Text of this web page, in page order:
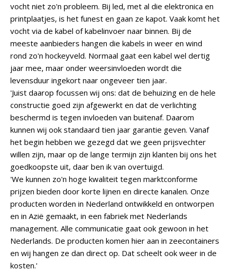
vocht niet zo'n probleem. Bij led, met al die elektronica en
printplaatjes, is het funest en gaan ze kapot. Vaak komt het
vocht via de kabel of kabelinvoer naar binnen. Bij de
meeste aanbieders hangen die kabels in weer en wind
rond zo'n hockeyveld. Normaal gaat een kabel wel dertig
jaar mee, maar onder weersinvloeden wordt die
levensduur ingekort naar ongeveer tien jaar.
'Juist daarop focussen wij ons: dat de behuizing en de hele
constructie goed zijn afgewerkt en dat de verlichting
beschermd is tegen invloeden van buitenaf. Daarom
kunnen wij ook standaard tien jaar garantie geven. Vanaf
het begin hebben we gezegd dat we geen prijsvechter
willen zijn, maar op de lange termijn zijn klanten bij ons het
goedkoopste uit, daar ben ik van overtuigd.
'We kunnen zo'n hoge kwaliteit tegen marktconforme
prijzen bieden door korte lijnen en directe kanalen. Onze
producten worden in Nederland ontwikkeld en ontworpen
en in Azië gemaakt, in een fabriek met Nederlands
management. Alle communicatie gaat ook gewoon in het
Nederlands. De producten komen hier aan in zeecontainers
en wij hangen ze dan direct op. Dat scheelt ook weer in de
kosten.'